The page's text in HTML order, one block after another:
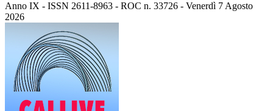
Anno IX - ISSN 2611-8963 - ROC n. 33726 - Venerdì 7 Agosto
2026